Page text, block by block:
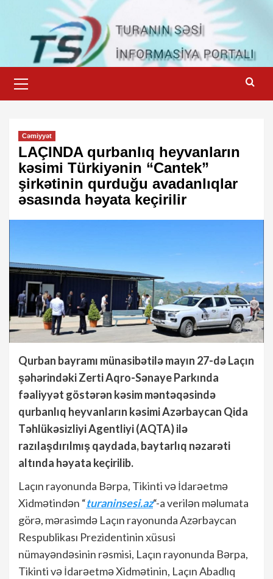
content
Menu
Cəmiyyət
LAÇINDA qurbanlıq heyvanların
kəsimi Türkiyənin “Cantek”
şirkətinin qurduğu avadanlıqlar
əsasında həyata keçirilir
Qurban bayramı münasibətilə mayın 27-də Laçın
şəhərindəki Zerti Aqro-Sənaye Parkında
fəaliyyət göstərən kəsim məntəqəsində
qurbanlıq heyvanların kəsimi Azərbaycan Qida
Təhlükəsizliyi Agentliyi (AQTA) ilə
razılaşdırılmış qaydada, baytarlıq nəzarəti
altında həyata keçirilib.
Laçın rayonunda Bərpa, Tikinti və İdarəetmə
Xidmətindən “turaninsesi.az“-a verilən məlumata
görə, mərasimdə Laçın rayonunda Azərbaycan
Respublikası Prezidentinin xüsusi
nümayəndəsinin rəsmisi, Laçın rayonunda Bərpa,
Tikinti və İdarəetmə Xidmətinin, Laçın Abadlıq